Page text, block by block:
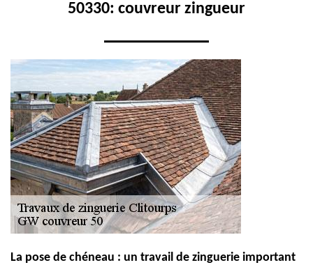
50330: couvreur zingueur
La pose de chéneau : un travail de zinguerie important